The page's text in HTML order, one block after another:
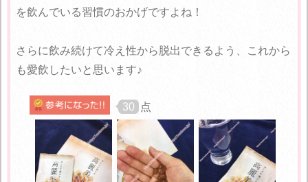
を飲んでいる習慣のおかげですよね！
さらに飲み続けて冷え性から脱出できるよう、これから
も愛飲したいと思います♪
30 点